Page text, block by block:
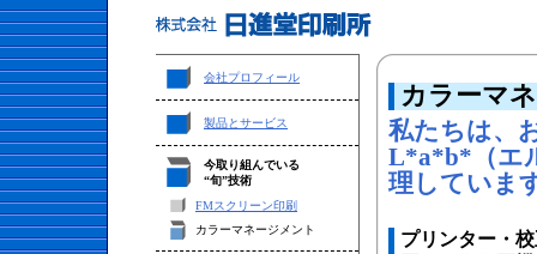
会社プロフィール
製品とサービス
今取り組んでいる
“旬”技術
FMスクリーン印刷
カラーマネージメント
カラーマ
私たちは、
L*a*b*（エ
理していま
プリンター・